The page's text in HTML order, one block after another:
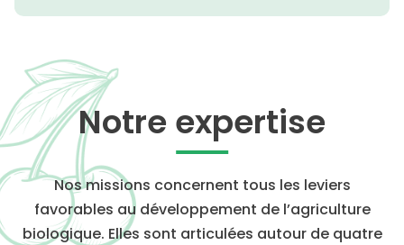
Notre expertise
Nos missions concernent tous les leviers
favorables au développement de l’agriculture
biologique. Elles sont articulées autour de quatre